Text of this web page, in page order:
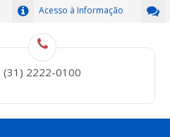
Acesso à Informação
(31) 2222-0100